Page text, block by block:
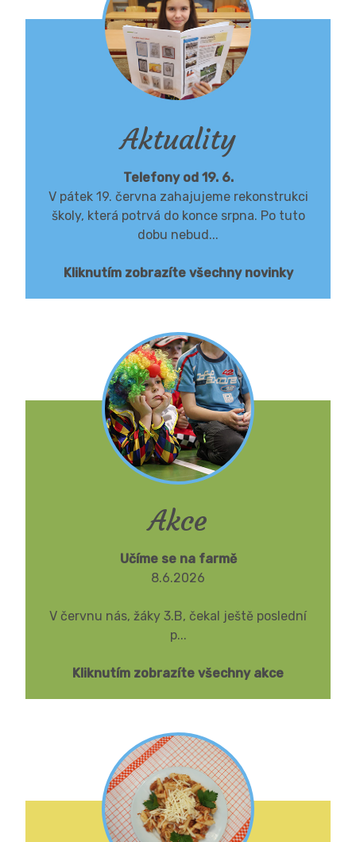
Aktuality
Telefony od 19. 6.
V pátek 19. června zahajujeme rekonstrukci
školy, která potrvá do konce srpna. Po tuto
dobu nebud...
Kliknutím zobrazíte všechny novinky
Akce
Učíme se na farmě
8.6.2026
V červnu nás, žáky 3.B, čekal ještě poslední
p...
Kliknutím zobrazíte všechny akce